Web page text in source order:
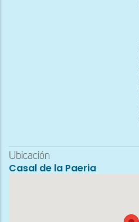
Ubicación
Casal de la Paeria